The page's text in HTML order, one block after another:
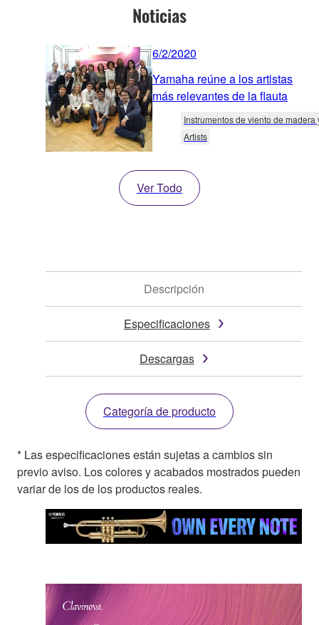
Noticias
6/2/2020
Yamaha reúne a los artistas
más relevantes de la flauta
Instrumentos de viento de madera
Artists
Ver Todo
Descripción
Especificaciones
Descargas
Categoría de producto
* Las especificaciones están sujetas a cambios sin
previo aviso. Los colores y acabados mostrados pueden
variar de los de los productos reales.